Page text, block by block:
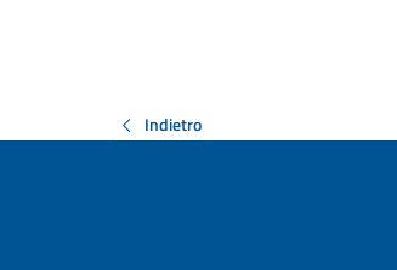
Indietro